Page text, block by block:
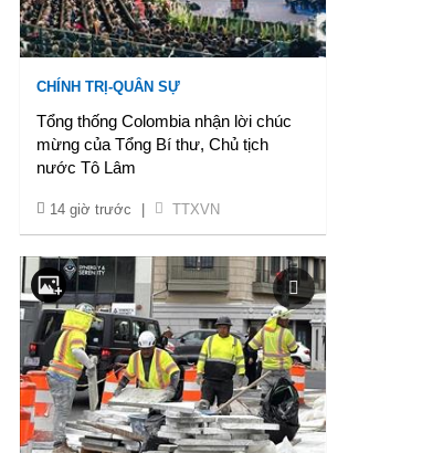
CHÍNH TRỊ-QUÂN SỰ
Tổng thống Colombia nhận lời chúc
mừng của Tổng Bí thư, Chủ tịch
nước Tô Lâm
14 giờ trước TTXVN